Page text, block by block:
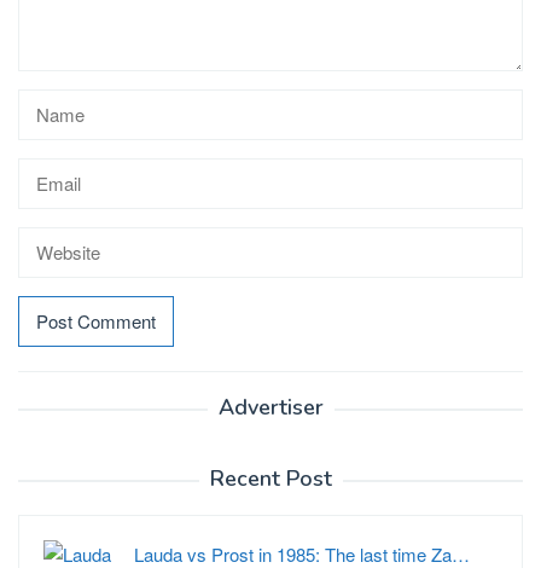
Advertiser
Recent Post
Lauda vs Prost in 1985: The last time Za…